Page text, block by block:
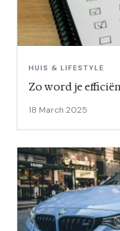
HUIS & LIFESTYLE
Zo word je
18 March 2025